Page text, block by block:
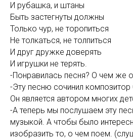
И рубашка, и штаны
Быть застегнуты должны
Только чур, не торопиться
Не толкаться, не толпиться
И друг дружке доверять
И игрушки не терять.
-Понравилась песня? О чем же
-Эту песню сочинил композитор
Он является автором многих
-А теперь мы послушаем эту
музыкой. А чтобы было
изобразить то, о чем поем.